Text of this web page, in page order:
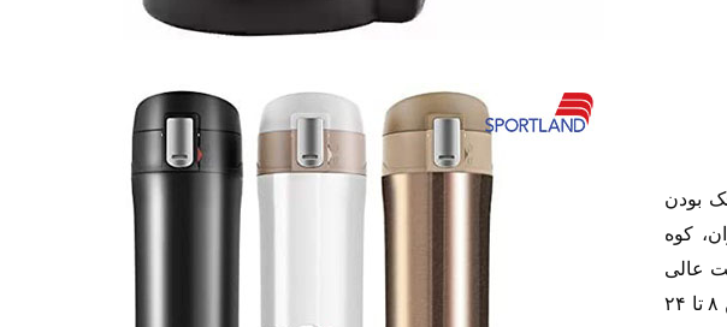
بودن
کوه
عالی
دارد و قابلیت نگهداری مایعات را در دمای مناسب بین ۸ تا ۲۴